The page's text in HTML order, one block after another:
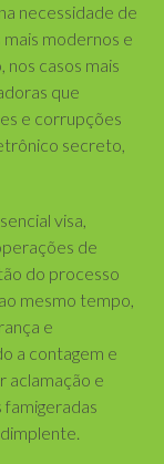
necessidade de
modernos e
casos mais
que
e corrupções
secreto,
visa,
de
do processo
mesmo tempo,
e
a contagem e
aclamação e